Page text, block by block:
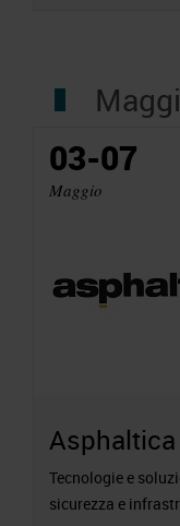
03-07
Maggio
Asphaltica
Tecnologie e
sicurezza e